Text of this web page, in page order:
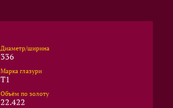
Диаметр/ширина
336
Марка глазури
T1
Объём по золоту
22.422